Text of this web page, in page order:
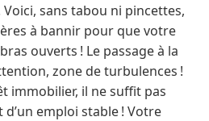
sans tabou ni pincettes,
à bannir pour que votre
ouverts ! Le passage à la
zone de turbulences !
immobilier, il ne suffit pas
d’un emploi stable ! Votre